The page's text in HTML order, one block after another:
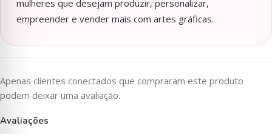
mulheres que desejam produzir, personalizar,
empreender e vender mais com artes gráficas.
Avaliações
Apenas clientes conectados que compraram este produto
podem deixar uma avaliação.